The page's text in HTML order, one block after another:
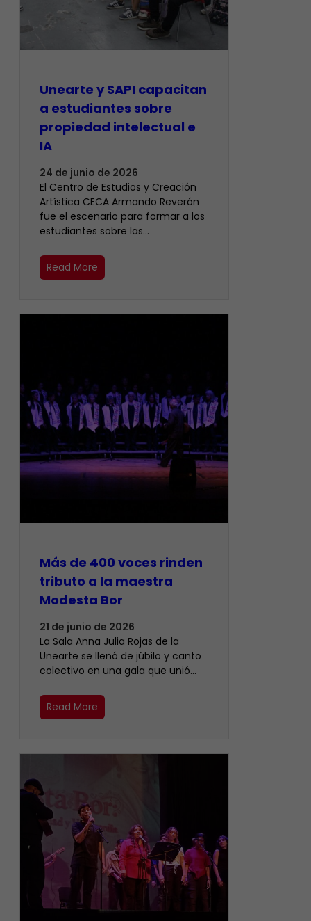
Unearte y SAPI capacitan
a estudiantes sobre
propiedad intelectual e
IA
24 de junio de 2026
El Centro de Estudios y Creación
Artística CECA Armando Reverón
fue el escenario para formar a los
estudiantes sobre las…
Read More
Más de 400 voces rinden
tributo a la maestra
Modesta Bor
21 de junio de 2026
​La Sala Anna Julia Rojas de la
Unearte se llenó de júbilo y canto
colectivo en una gala que unió…
Read More